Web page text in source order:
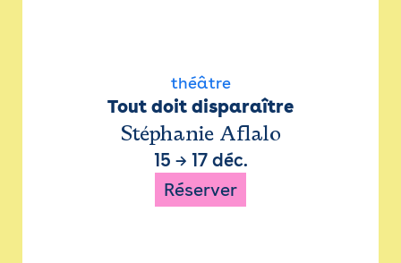
théâtre
Tout doit disparaître
Stéphanie Aflalo
15 → 17 déc.
Réserver